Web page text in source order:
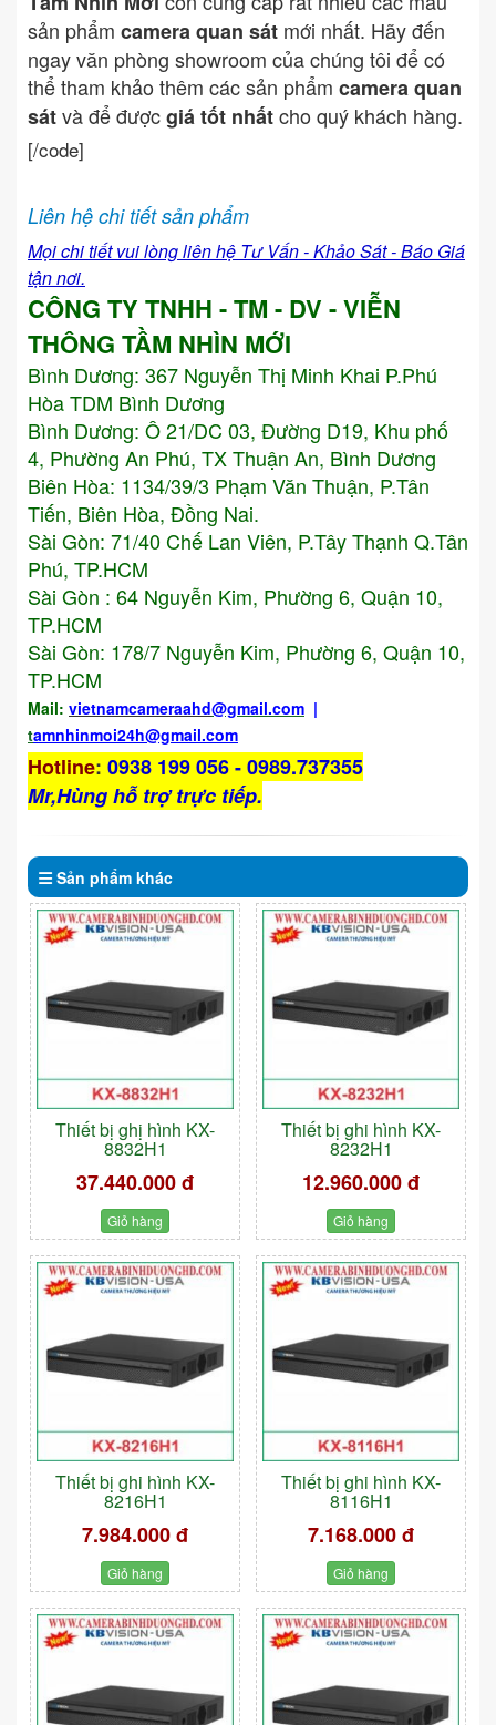
sản phẩm camera quan sát mới nhất. Hãy đến
ngay văn phòng showroom của chúng tôi để có
thể tham khảo thêm các sản phẩm camera quan
sátvà để đượcgiá tốt nhấtcho quý khách hàng.
[/code]
Liên hệ chi tiết sản phẩm
Mọi chi tiết vui lòng liên hệ Tư Vấn - Khảo Sát - Báo Giá
tận nơi.
CÔNG TY TNHH - TM - DV - VIỄN
THÔNG TẦM NHÌN MỚI
Bình Dương: 367 Nguyễn Thị Minh Khai P.Phú
Hòa TDM Bình Dương
Bình Dương: Ô 21/DC 03, Đường D19, Khu phố
4, Phường An Phú, TX Thuận An, Bình Dương
Biên Hòa: 1134/39/3 Phạm Văn Thuận, P.Tân
Tiến, Biên Hòa, Đồng Nai.
Sài Gòn: 71/40 Chế Lan Viên, P.Tây Thạnh Q.Tân
Phú, TP.HCM
Sài Gòn : 64 Nguyễn Kim, Phường 6, Quận 10,
TP.HCM
Sài Gòn: 178/7 Nguyễn Kim, Phường 6, Quận 10,
TP.HCM
Mail: vietnamcameraahd@gmail.com |
tamnhinmoi24h@gmail.com
Hotline: 0938 199 056 - 0989.737355
Mr,Hùng hỗ trợ trực tiếp.
Sản phẩm khác
Thiết bị ghị hình KX-
8832H1
37.440.000 đ
Giỏ hàng
Thiết bị ghi hình KX-
8232H1
12.960.000 đ
Giỏ hàng
Thiết bị ghi hình KX-
8216H1
7.984.000 đ
Giỏ hàng
Thiết bị ghi hình KX-
8116H1
7.168.000 đ
Giỏ hàng